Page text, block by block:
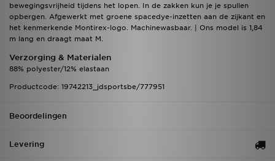
bewegingsvrijheid tijdens het lopen. In de zakken kun je je spullen
opbergen. Afgewerkt met groene spacedye-inzetten aan de zijkant en
het kenmerkende Montirex-logo. Machinewasbaar. | Ons model is 1,84
m lang en draagt maat M.
Verzorging & Materialen
88% polyester/12% elastaan
Productcode: 19742213_jdsportsbe/777951
Beoordelingen
Levering